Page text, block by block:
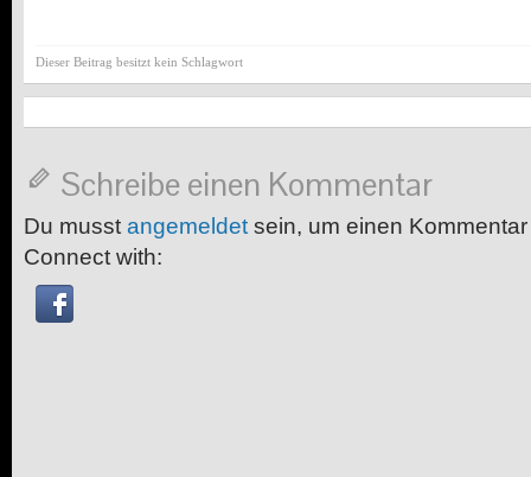
Dieser Beitrag besitzt kein Schlagwort
Schreibe einen Kommentar
Du musst angemeldet sein, um einen
Connect with: